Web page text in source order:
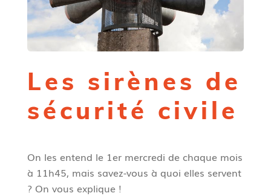
Les sirènes de
sécurité civile
On les entend le 1er mercredi de chaque mois
à 11h45, mais savez-vous à quoi elles servent
? On vous explique !